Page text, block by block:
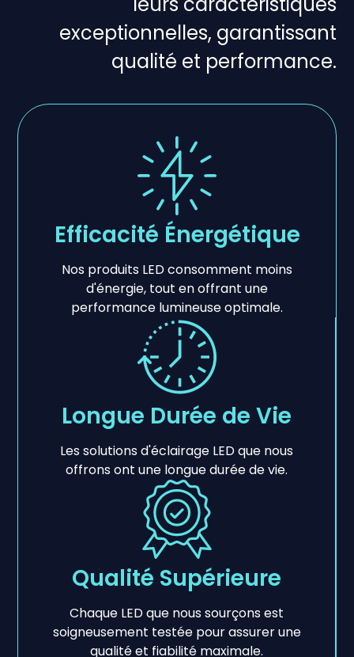
exceptionnelles, garantissant
qualité et performance.
Efficacité Énergétique
Nos produits LED consomment moins
d'énergie, tout en offrant une
performance lumineuse optimale.
Longue Durée de Vie
Les solutions d'éclairage LED que nous
offrons ont une longue durée de vie.
Qualité Supérieure
Chaque LED que nous sourçons est
soigneusement testée pour assurer une
qualité et fiabilité maximale.